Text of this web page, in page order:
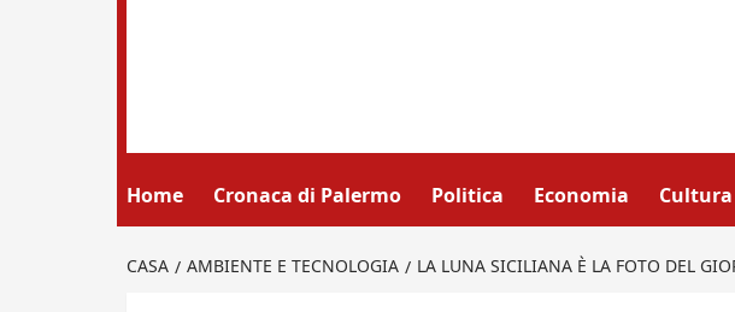
Home Cronaca di Palermo Politica Economia Cultura
CASA AMBIENTE E TECNOLOGIA LA LUNA SICILIANA È LA FOTO DEL